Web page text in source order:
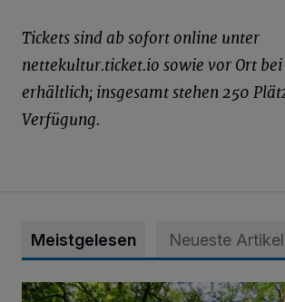
Tickets sind ab sofort online unter
nettekultur.ticket.io sowie vor Ort
erhältlich; insgesamt stehen 250
Verfügung.
Meistgelesen Neueste Artikel
Sommertour durch Naturpark